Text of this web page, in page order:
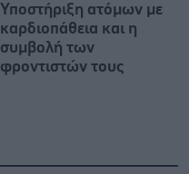
Υποστήριξη ατόμων με
καρδιοπάθεια και η
συμβολή των
φροντιστών τους